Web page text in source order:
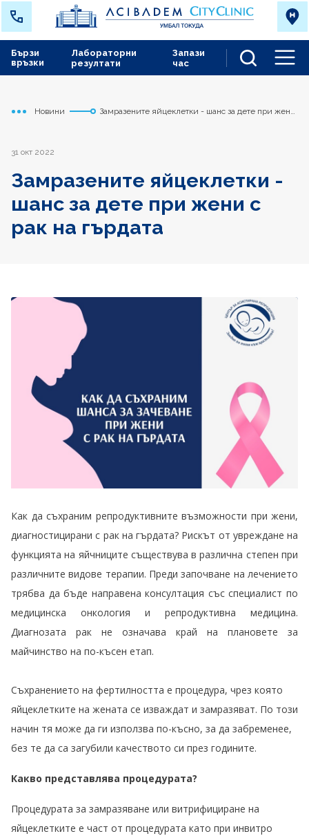
Лабораторни
резултати
Запази
час
Бързи
връзки
Начало
Токуда
Новини
Замразените яйцеклетки - шанс за дете при жени
31 окт 2022
Замразените яйцеклетки -
шанс за дете при жени с
рак на гърдата
Как да съхраним репродуктивните възможности при жени,
диагностицирани с рак на гърдата? Рискът от увреждане на
функцията на яйчниците съществува в различна степен при
различните видове терапии. Преди започване на лечението
трябва да бъде направена консултация със специалист по
медицинска онкология и репродуктивна медицина.
Диагнозата рак не означава край на плановете за
майчинство на по-късен етап.
Съхранението на фертилността е процедура, чрез която
яйцеклетките на жената се изваждат и замразяват. По този
начин тя може да ги използва по-късно, за да забременее,
без те да са загубили качеството си през годините.
Какво представлява процедурата?
Процедурата за замразяване или витрифициране на
яйцеклетките е част от процедурата като при инвитро